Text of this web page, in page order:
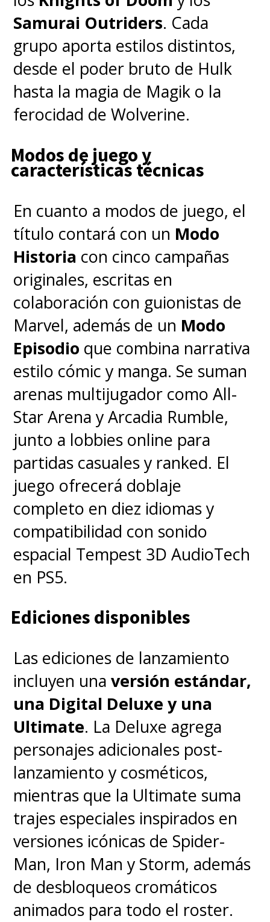
This week’s Variety cover
story:
Crisis at Marvel: Jonathan
'The Marvels' Reshoots,
Reviving Original
Avengers and More Issues
Revealed
https://t.co/9by5jJNncZ
pic.twitter.com/e7UuvXFDpr
— Variety (@Variety) November 1, 2023
Samurai Outriders. Cada
grupo aporta estilos distintos,
desde el poder bruto de Hulk
hasta la magia de Magik o la
ferocidad de Wolverine.
Modos de juego y
características técnicas
En cuanto a modos de juego, el
título contará con un Modo
Historia con cinco campañas
originales, escritas en
colaboración con guionistas de
Marvel, además de un Modo
Episodio que combina narrativa
estilo cómic y manga. Se suman
arenas multijugador como All-
Star Arena y Arcadia Rumble,
junto a lobbies online para
partidas casuales y ranked. El
juego ofrecerá doblaje
completo en diez idiomas y
compatibilidad con sonido
espacial Tempest 3D AudioTech
en PS5.
Ediciones disponibles
Las ediciones de lanzamiento
incluyen unaversión estándar,
una Digital Deluxe y una
Ultimate. La Deluxe agrega
personajes adicionales post-
lanzamiento y cosméticos,
mientras que la Ultimate suma
trajes especiales inspirados en
versiones icónicas de Spider-
Man, Iron Man y Storm, además
de desbloqueos cromáticos
animados para todo el roster.